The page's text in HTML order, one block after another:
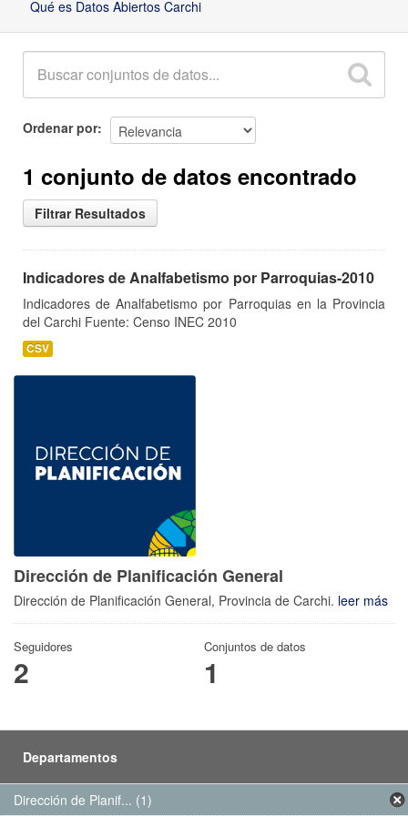
Qué es Datos Abiertos Carchi
Ordenar por
1 conjunto de datos encontrado
Filtrar Resultados
Indicadores de Analfabetismo por Parroquias-2010
Indicadores de Analfabetismo por Parroquias en la Provincia
del Carchi Fuente: Censo INEC 2010
CSV
Dirección de Planificación General
Dirección de Planificación General, Provincia de Carchi. leer más
Seguidores
2
Conjuntos de datos
1
Departamentos
Dirección de Planif... (1)